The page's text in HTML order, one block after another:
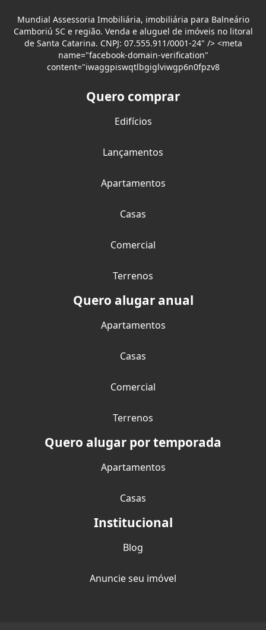
Mundial Assessoria Imobiliária, imobiliária para Balneário
Camboriú SC e região. Venda e aluguel de imóveis no litoral
de Santa Catarina. CNPJ: 07.555.911/0001-24" /> <meta
name="facebook-domain-verification"
content="iwaggpiswqtlbgiglviwgp6n0fpzv8
Quero comprar
Edifícios
Lançamentos
Apartamentos
Casas
Comercial
Terrenos
Quero alugar anual
Apartamentos
Casas
Comercial
Terrenos
Quero alugar por temporada
Apartamentos
Casas
Institucional
Blog
Anuncie seu imóvel